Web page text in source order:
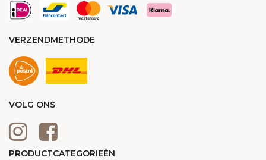
VERZENDMETHODE
VOLG ONS
PRODUCTCATEGORIEËN